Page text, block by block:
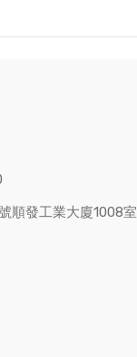
順發工業大廈1008室